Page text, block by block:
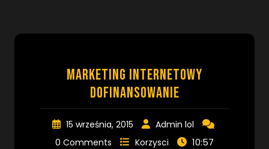
marketing internetowy
dofinansowanie
15 września, 2015
Admin lol
0 Comments
Korzysci 10:57